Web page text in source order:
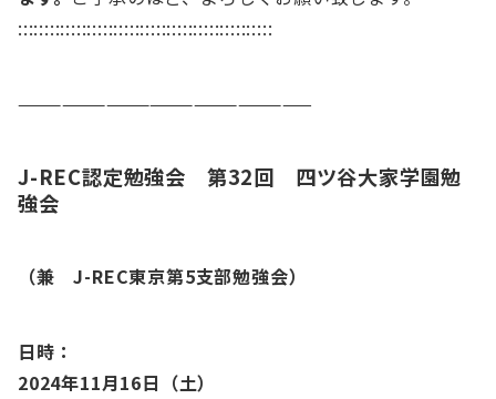
::::::::::::::::::::::::::::::::::::::::::::::::
————————————————————
J-REC認定勉強会 第32回 四ツ谷大家学園勉
強会
（兼 J-REC東京第5支部勉強会）
日時：
2024年11月16日（土）